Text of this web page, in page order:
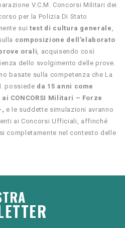
V.C.M. Concorsi Militari dei
per la Polizia Di Stato
suitest di cultura generale ,
composizione dell’elaborato
orali, acquisendo così
dello svolgimento delle prove.
basate sulla competenza che La
possiede da 15 anni come
CONCORSI Militari – Forze
, e le suddette simulazioni avranno
ai Concorsi Ufficiali, affinché
completamente nel contesto delle